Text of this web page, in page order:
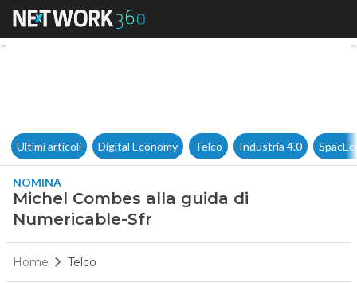
Michel Combes alla guida di
Ultimi articoli Digital Economy Telco Industria 4.0
NOMINA
Michel Combes alla guida di
Numericable-Sfr
Home Telco